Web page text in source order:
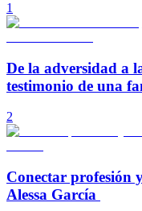
1
De la adversidad a
testimonio de una
2
Conectar profesión
Alessa García